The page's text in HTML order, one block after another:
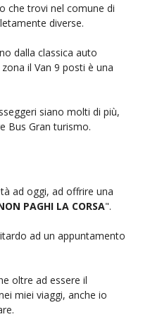
che trovi nel comune di
diverse.
dalla classica auto
il Van 9 posti è una
siano molti di più,
Bus Gran turismo.
ad oggi, ad offrire una
PAGHI LA CORSA".
ad un appuntamento
oltre ad essere il
miei viaggi, anche io